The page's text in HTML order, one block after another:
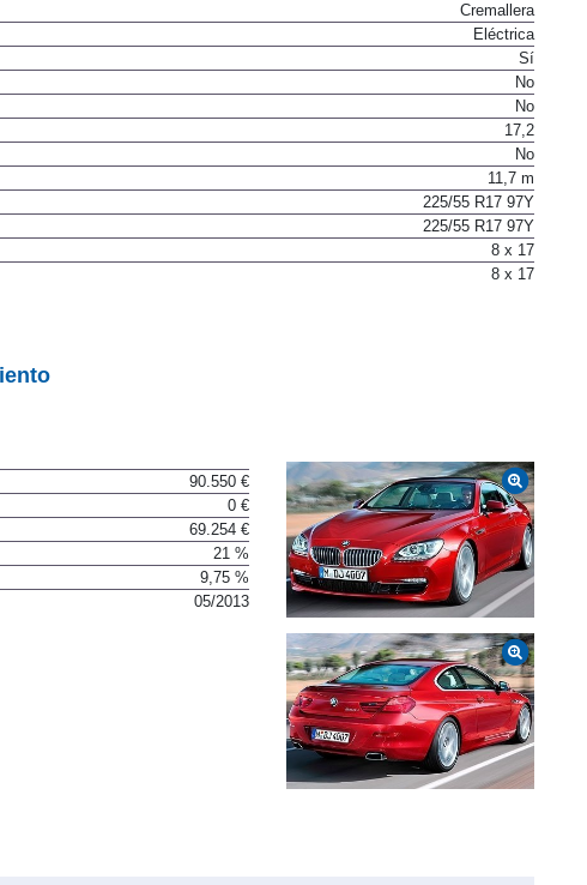
Cremallera
Eléctrica
Sí
No
No
17,2
No
11,7 m
225/55 R17 97Y
225/55 R17 97Y
8 x 17
8 x 17
90.550 €
0 €
69.254 €
21 %
9,75 %
05/2013